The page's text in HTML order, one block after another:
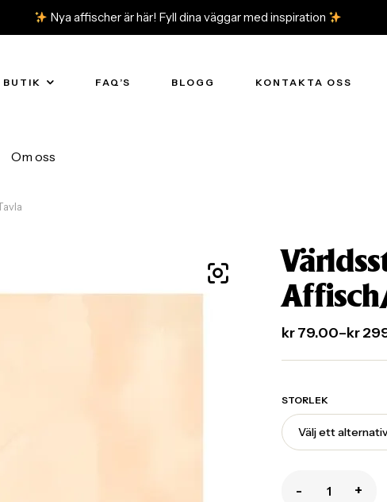
Nya affischer är här! Fyll dina väggar med inspiration
BUTIK FAQ’S BLOGG KONTAKTA OSS
Om oss
kr79.00–kr
STORLEK
- +